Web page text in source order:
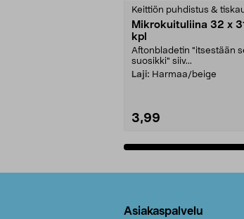
Keittiön puhdistus &
Mikrokuituliina 32 x
kpl
Aftonbladetin "itsestään
suosikki" siiv...
Laji: Harmaa/beige
3,99
Asiakaspalvelu